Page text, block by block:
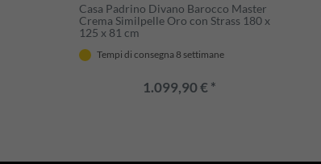
Casa Padrino Divano Barocco Master
Crema Similpelle Oro con Strass 180 x
125 x 81 cm
Tempi di consegna 8 settimane
1.099,90 € *